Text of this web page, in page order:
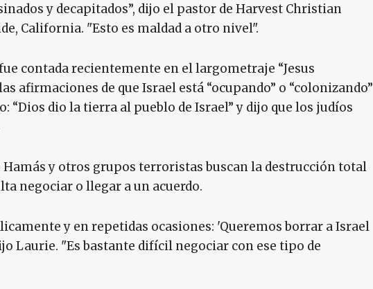
y decapitados”, dijo el pastor de Harvest Christian
California. "Esto es maldad a otro nivel".
contada recientemente en el largometraje “Jesus
afirmaciones de que Israel está “ocupando” o “colonizando”
“Dios dio la tierra al pueblo de Israel” y dijo que los judíos
Hamás y otros grupos terroristas buscan la destrucción total
negociar o llegar a un acuerdo.
y en repetidas ocasiones: 'Queremos borrar a Israel
Laurie. "Es bastante difícil negociar con ese tipo de